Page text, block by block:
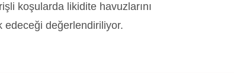
koşularda likidite havuzlarını
değerlendiriliyor.